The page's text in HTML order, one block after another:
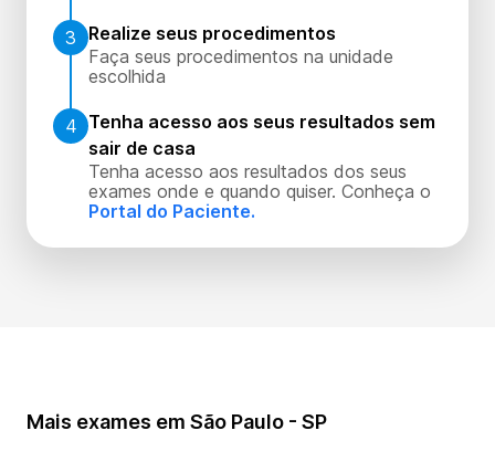
3
Realize seus procedimentos
Faça seus procedimentos na unidade
escolhida
4 Tenha acesso aos seus resultados sem
sair de casa
Tenha acesso aos resultados dos seus
exames onde e quando quiser. Conheça o
Portal do Paciente.
Mais exames em São Paulo - SP